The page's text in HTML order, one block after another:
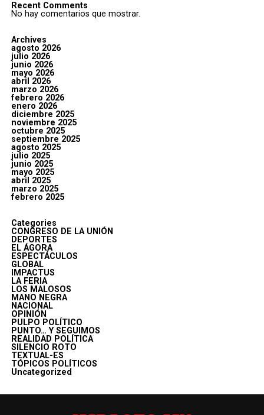
Recent Comments
No hay comentarios que mostrar.
Archives
agosto 2026
julio 2026
junio 2026
mayo 2026
abril 2026
marzo 2026
febrero 2026
enero 2026
diciembre 2025
noviembre 2025
octubre 2025
septiembre 2025
agosto 2025
julio 2025
junio 2025
mayo 2025
abril 2025
marzo 2025
febrero 2025
Categories
CONGRESO DE LA UNIÓN
DEPORTES
EL ÁGORA
ESPECTÁCULOS
GLOBAL
IMPACTUS
LA FERIA
LOS MALOSOS
MANO NEGRA
NACIONAL
OPINIÓN
PULPO POLÍTICO
PUNTO… Y SEGUIMOS
REALIDAD POLÍTICA
SILENCIO ROTO
TEXTUAL-ES
TÓPICOS POLÍTICOS
Uncategorized